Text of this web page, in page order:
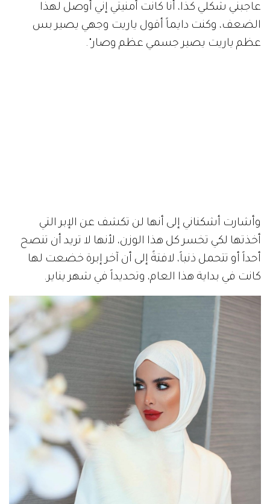
عاجبني شكلي كذا، أنا كانت أمنيتي إني أوصل لهذا
الضعف، وكنت دايماً أقول ياريت وجهي يصير بس
عظم ياريت يصير جسمي عظم وصار".
وأشارت أشكناني إلى أنها لن تكشف عن الإبر التي
أخذتها لكي تخسر كل هذا الوزن، لأنها لا تريد أن تنصح
أحداً أو تتحمل ذنباً، لافتةً إلى أن آخر إبرة خضعت لها
كانت في بداية هذا العام، وتحديداً في شهر يناير.